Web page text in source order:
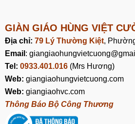
GIÀN GIÁO HÙNG VIỆT
Địa chỉ: 79 Lý Thường Kiệt,
Email :
Tel: 0933.401.016 (Mrs Hương)
Web: giangiaohungvietcuong.com
Web: giangiaohvc.com
Thông Báo Bộ Công Thương